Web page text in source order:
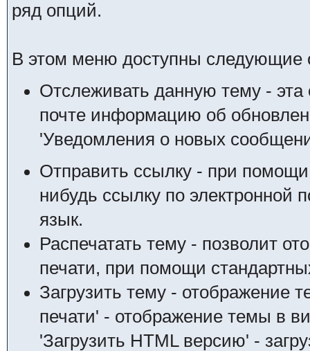
ряд опций.
В этом меню доступны следующие
Отслеживать данную тему - эта
почте информацию об
'Уведомления о новых
Отправить ссылку - при
нибудь ссылку по электронной
язык.
Распечатать тему - позволит
печати, при помощи
Загрузить тему - отображение
печати' - отображение темы в
'Загрузить HTML версию' -